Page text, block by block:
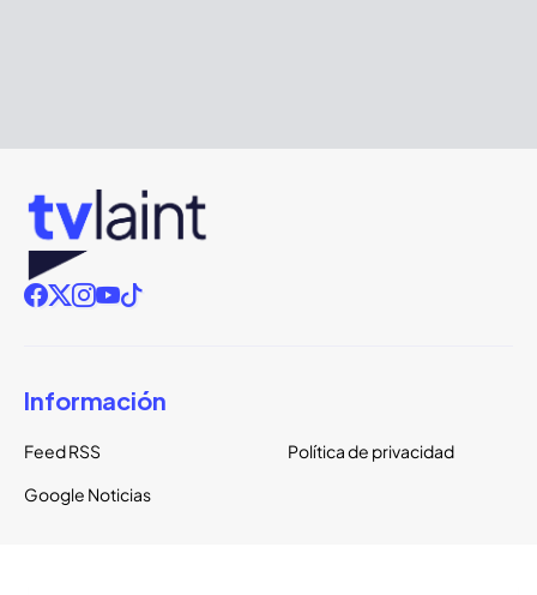
Información
Feed RSS
Política de privacidad
Google Noticias